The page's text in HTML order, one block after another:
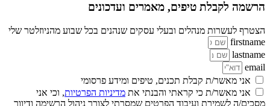
הרשמה לקבלת טיפים, מאמרים ועדכונים
הצטרף לעשרות מנהלים ובעלי עסקים שנהנים בכל שבוע מהניוזלטר שלי
firstname
lastname
email
אני מאשר/ת קבלת תכנים, טיפים ומידע פרסומי
אני מאשר/ת כי קראתי והבנתי את מדיניות הפרטיות, וכי אני
מסכים/ה לשמירת ועיבוד הפרטים שמסרתי לצורך ניהול הרשימה ודיוור